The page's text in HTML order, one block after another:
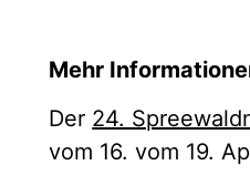
Mehr
Der 24.
vom 16. vom 19.